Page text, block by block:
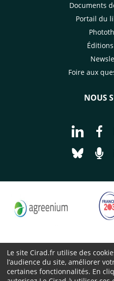
Documents
Portail du
Foire aux
NOUS
Aller à
Aller à
Cirad
Le site Cirad.fr utilise des
l’audience du site, améliorer
certaines fonctionnalités. En